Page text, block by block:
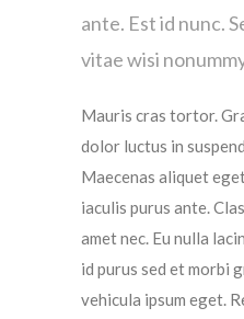
ante. Est id nunc.
vitae wisi
Mauris cras tortor.
dolor luctus in
Maecenas aliquet
iaculis purus ante.
amet nec. Eu nulla
id purus sed et morbi
vehicula ipsum eget.